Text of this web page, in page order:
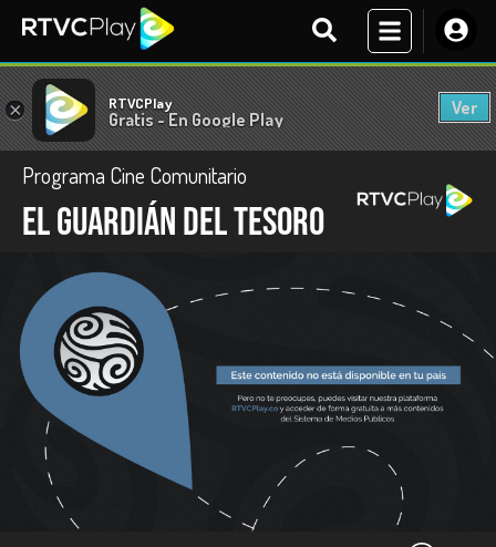
× RTVCPlay
Gratis - En Google Play
Ver
Programa Cine Comunitario
El guardián del tesoro